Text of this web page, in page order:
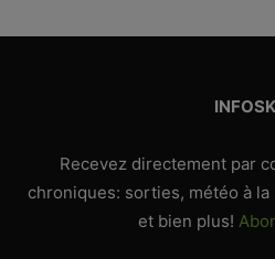
Recevez directement par
chroniques: sorties, météo à
et bien plus!